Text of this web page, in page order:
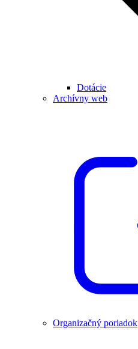
Dotácie
Archívny web
Organizačný poriadok